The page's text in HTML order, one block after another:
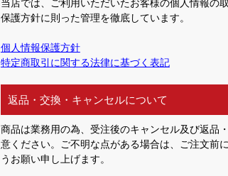
当店では、ご利用いただいたお客様の個人情報の
保護方針に則った管理を徹底しています。
個人情報保護方針
特定商取引に関する法律に基づく表記
返品・交換・キャンセルについて
商品は業務用の為、受注後のキャンセル及び返品
意ください。ご不明な点がある場合は、ご注文前
うお願い申し上げます。